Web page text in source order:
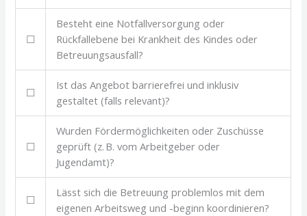
☐
Besteht eine Notfallversorgung oder
Rückfallebene bei Krankheit des Kindes oder
Betreuungsausfall?
☐
Ist das Angebot barrierefrei und inklusiv
gestaltet (falls relevant)?
☐
Wurden Fördermöglichkeiten oder Zuschüsse
geprüft (z. B. vom Arbeitgeber oder
Jugendamt)?
☐
Lässt sich die Betreuung problemlos mit dem
eigenen Arbeitsweg und -beginn koordinieren?